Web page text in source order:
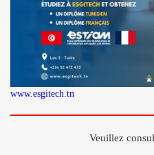
www.esgitech.tn
Veuillez